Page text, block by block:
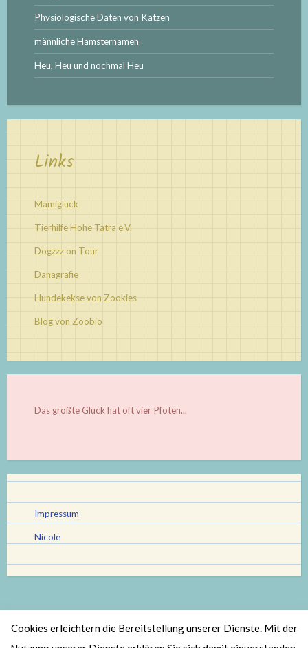
Physiologische Daten von Katzen
männliche Hamsternamen
Heu, Heu und nochmal Heu
Links
Mamiglück
Tierhilfe Hohe Tatra e.V.
Dogzzz on Tour
Danagrafie
Hundekekse von Zookies
Blog von Zoobio
Das größte Glück hat oft vier Pfoten...
Impressum
Nicole
Stolz bereitgestellt von WordPress | Theme: Scratchpad von
Cookies erleichtern die Bereitstellung unserer Dienste. Mit der